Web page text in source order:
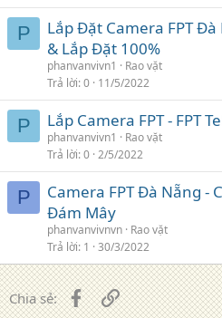
P
Lắp Đặt Camera FPT
& Lắp Đặt 100%
phanvanvivn1
Rao vặt
Trả lời 0 11/5/2022
P Lắp Camera FPT - FPT
phanvanvivn1
Rao vặt
Trả lời 0 2/5/2022
P
Camera FPT Đà Nẵng -
Đám Mây
phanvanvivnvn Rao vặt
Trả lời 1 30/3/2022
Chia sẻ: FacebookLiên kết